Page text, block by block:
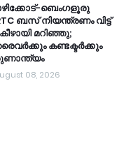
ബെംഗളൂരു
ബസ് നിയന്ത്രണം വിട്ട്
മറിഞ്ഞു;
കണ്ടക്ടർക്കും
08, 2026